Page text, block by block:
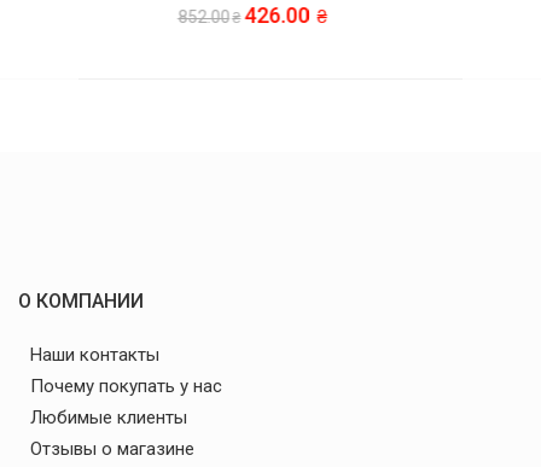
465.00 232.50
О КОМПАНИИ
Наши контакты
Почему покупать у нас
Любимые клиенты
Отзывы о магазине